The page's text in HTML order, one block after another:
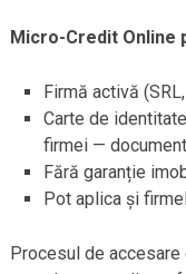
Micro-Credit Online
Firmă activă
Carte de
firmei —
Fără garanție
Pot aplica și
Procesul de